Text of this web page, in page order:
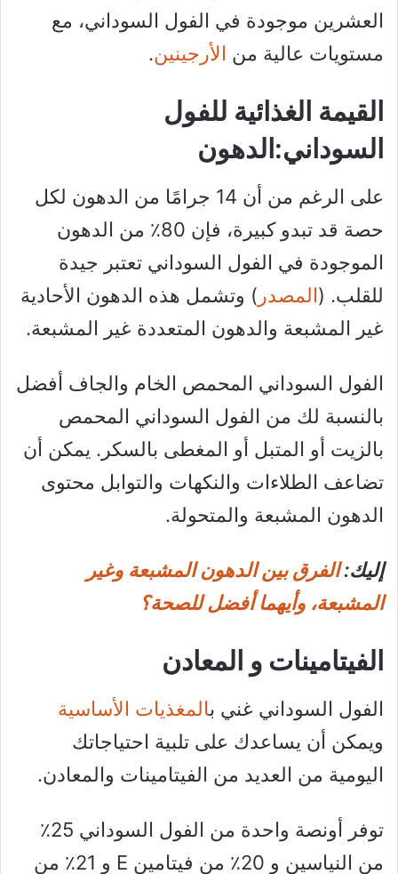
العشرين موجودة في الفول السوداني، مع
مستويات عالية من الأرجينين.
القيمة الغذائية للفول
السوداني:الدهون
على الرغم من أن 14 جرامًا من الدهون لكل
حصة قد تبدو كبيرة، فإن 80٪ من الدهون
الموجودة في الفول السوداني تعتبر جيدة
للقلب. (المصدر ) وتشمل هذه الدهون الأحادية
غير المشبعة والدهون المتعددة غير المشبعة.
الفول السوداني المحمص الخام والجاف أفضل
بالنسبة لك من الفول السوداني المحمص
بالزيت أو المتبل أو المغطى بالسكر. يمكن أن
تضاعف الطلاءات والنكهات والتوابل محتوى
الدهون المشبعة والمتحولة.
إليك:الفرق بين الدهون المشبعة وغير
المشبعة، وأيهما أفضل للصحة؟
الفيتامينات و المعادن
الفول السوداني غني بالمغذيات الأساسية
ويمكن أن يساعدك على تلبية احتياجاتك
اليومية من العديد من الفيتامينات والمعادن.
توفر أونصة واحدة من الفول السوداني 25٪
من النياسين و 20٪ من فيتامين E و 21٪ من